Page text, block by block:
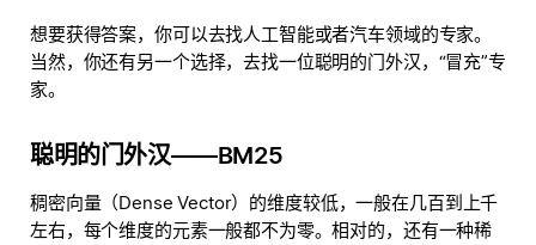
想要获得答案，你可以去找人工智能或者汽车领域的专家。
当然，你还有另一个选择，去找一位聪明的门外汉，“冒充”专
家。
聪明的门外汉——BM25
稠密向量（Dense Vector）的维度较低，一般在几百到上千
左右，每个维度的元素一般都不为零。相对的，还有一种稀